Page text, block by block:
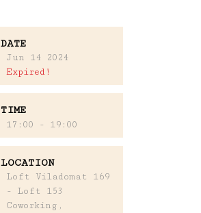
DATE
Jun 14 2024
Expired!
TIME
17:00 - 19:00
LOCATION
Loft Viladomat 169
- Loft 153
Coworking,